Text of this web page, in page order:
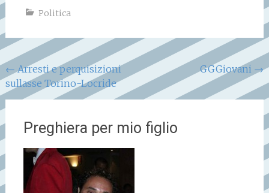
Politica
Navigazione
articoli
←Arresti e perquisizioni
sullasse Torino-Locride
GGGiovani →
Preghiera per mio figlio